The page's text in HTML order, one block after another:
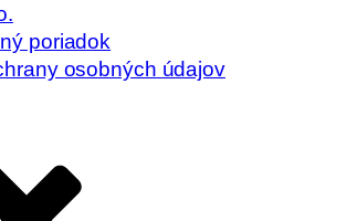
poriadok
osobných údajov